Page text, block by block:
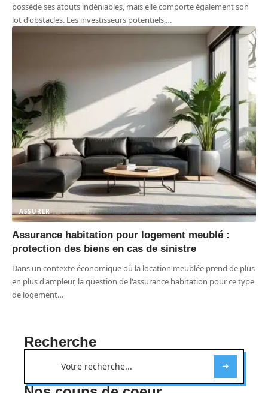
possède ses atouts indéniables, mais elle comporte également son
lot d'obstacles. Les investisseurs potentiels,…
ASSURER
Assurance habitation pour logement meublé :
protection des biens en cas de sinistre
Dans un contexte économique où la location meublée prend de plus
en plus d'ampleur, la question de l'assurance habitation pour ce type
de logement…
Recherche